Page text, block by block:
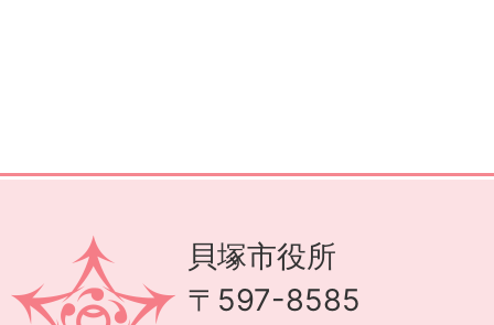
貝塚市役所
〒597-8585